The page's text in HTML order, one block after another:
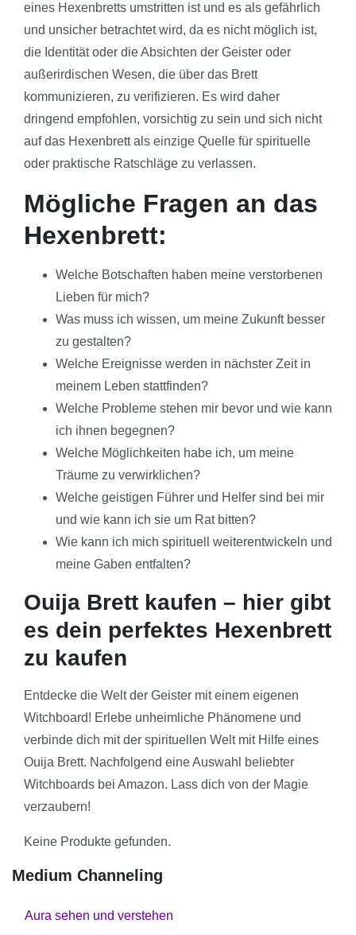
eines Hexenbretts umstritten ist und es als gefährlich
und unsicher betrachtet wird, da es nicht möglich ist,
die Identität oder die Absichten der Geister oder
außerirdischen Wesen, die über das Brett
kommunizieren, zu verifizieren. Es wird daher
dringend empfohlen, vorsichtig zu sein und sich nicht
auf das Hexenbrett als einzige Quelle für spirituelle
oder praktische Ratschläge zu verlassen.
Mögliche Fragen an das
Hexenbrett:
Welche Botschaften haben meine verstorbenen
Lieben für mich?
Was muss ich wissen, um meine Zukunft besser
zu gestalten?
Welche Ereignisse werden in nächster Zeit in
meinem Leben stattfinden?
Welche Probleme stehen mir bevor und wie kann
ich ihnen begegnen?
Welche Möglichkeiten habe ich, um meine
Träume zu verwirklichen?
Welche geistigen Führer und Helfer sind bei mir
und wie kann ich sie um Rat bitten?
Wie kann ich mich spirituell weiterentwickeln und
meine Gaben entfalten?
Ouija Brett kaufen – hier gibt
es dein perfektes Hexenbrett
zu kaufen
Entdecke die Welt der Geister mit einem eigenen
Witchboard! Erlebe unheimliche Phänomene und
verbinde dich mit der spirituellen Welt mit Hilfe eines
Ouija Brett. Nachfolgend eine Auswahl beliebter
Witchboards bei Amazon. Lass dich von der Magie
verzaubern!
Keine Produkte gefunden.
Medium Channeling
Aura sehen und verstehen